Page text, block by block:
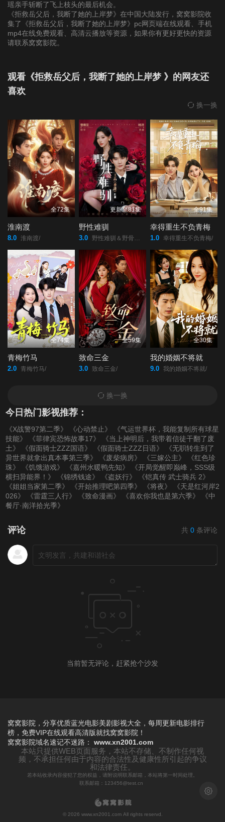
31 32 33
34 35 36
43 44 45
46 47 48
49 50 51
52 53 54
56 57
58 59 60
61 62 63
64 65 66
67 68 69
70 71 72
74
79 80 81
瑶亲手斩断了飞上枝头的最后机会。
《拒救岳父后，我断了她的上岸梦》在中国大陆发行，窝窝影院收
集了《拒救岳父后，我断了她的上岸梦》pc网页端在线观看、手机
mp4在线免费观看、高清云播放等资源，如果你有更好更快的资源
请联系窝窝影院。
观看《拒救岳父后，我断了她的上岸梦 》的网友还
喜欢
换一换
全72集
淮南渡
8.0 淮南渡/
更新至81集
野性难驯
3.0 野性难驯＆野骨难驯/
全91集
幸得重生不负青梅
1.0 幸得重生不负青梅/
全74集
青梅竹马
2.0 青梅竹马/
全59集
致命三金
3.0 致命三金/
全30集
我的婚姻不将就
9.0 我的婚姻不将就/
换一换
今日热门影视推荐：
《X战警97第二季》 《心动禁止》
《气运世界杯，我能复制所有球星
技能》
《菲律宾恐怖故事17》
《当上神明后，我带着信徒干翻了废
土》
《假面骑士ZZZ国语》 《假面骑士ZZZ日语》
《无职转生到了
异世界就拿出真本事第三季》
《废柴病房》 《三嫁公主》
《红色珍
珠》
《饥饿游戏》 《嘉州水暖鸭先知》
《开局觉醒即巅峰，SSS级
横扫异能界！》
《锦绣钱途》 《盗妖行》
《铠真传 武士骑兵 2》
《姐姐当家第二季》
《开始推理吧第四季》 《将夜》
《天是红河岸2
026》
《雷霆三人行》 《致命漫画》 《喜欢你我也是第六季》
《中
餐厅·南洋拾光季》
评论 共 0 条评论
当前暂无评论，赶紧抢个沙发
浅色模
窝窝影院，分享优质蓝光电影美剧影视大全，每周更新电影排行
榜，免费VIP在线观看高清版就找窝窝影院！
窝窝影院域名速记不迷路： www.xn2001.com
本站只提供WEB页面服务，本站不存储、不制作任何视
频，不承担任何由于内容的合法性及健康性所引起的争议
和法律责任。
若本站收录内容侵犯了您的权益，请附说明联系邮箱，本站将第一时间处理。
联系邮箱：123456@test.cn
© 2026 www.xn2001.com All rights reservd.